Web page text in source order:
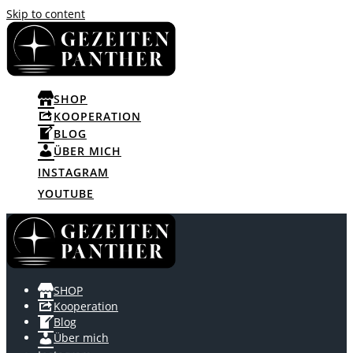
Skip to content
SHOP
KOOPERATION
BLOG
ÜBER MICH
INSTAGRAM
YOUTUBE
SHOP
Kooperation
Blog
Über mich